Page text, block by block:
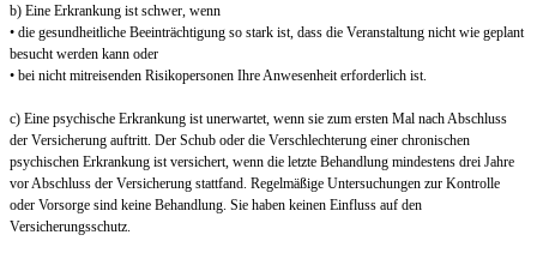
b) Eine Erkrankung ist schwer, wenn
• die gesundheitliche Beeinträchtigung so stark ist, dass die Veranstaltung nicht wie geplant
besucht werden kann oder
• bei nicht mitreisenden Risikopersonen Ihre Anwesenheit erforderlich ist.
c) Eine psychische Erkrankung ist unerwartet, wenn sie zum ersten Mal nach Abschluss
der Versicherung auftritt. Der Schub oder die Verschlechterung einer chronischen
psychischen Erkrankung ist versichert, wenn die letzte Behandlung mindestens drei Jahre
vor Abschluss der Versicherung stattfand. Regelmäßige Untersuchungen zur Kontrolle
oder Vorsorge sind keine Behandlung. Sie haben keinen Einfluss auf den
Versicherungsschutz.